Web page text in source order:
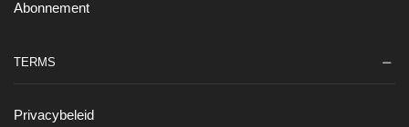
Abonnement
TERMS
Privacybeleid